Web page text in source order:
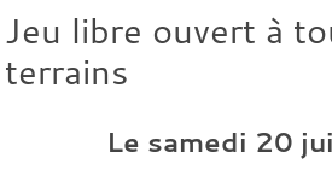
Jeu libre ouvert à
terrains
Le samedi 20